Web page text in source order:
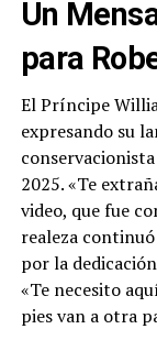
Un
para
El Príncipe
expresando su
2025. «Te
video, que fue
realeza
por la
«Te necesito
pies van a otra